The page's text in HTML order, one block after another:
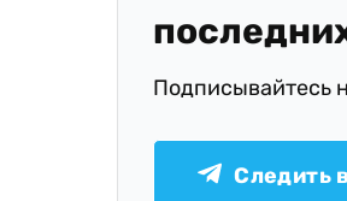
Подписывайтесь
Следить